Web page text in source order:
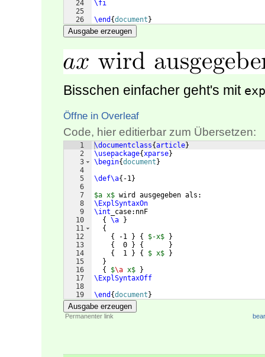
24
25
26
\fi
\end {document }
Ausgabe erzeugen
Bisschen einfacher geht's mit
Öffne in Overleaf
Code, hier editierbar zum Übersetzen:
1
2
3
4
5
6
7
8
9
10
11
12
13
14
15
16
17
18
19
\documentclass{article}
\usepackage{xparse}
\begin{document }
\def\a{ -1}
$a x$ wird ausgegeben als:
\ExplSyntaxOn
\int _case:nnF
{
\a
}
{
{
-1 } { $-x$
}
{
  0
} {
}
{
  1
} { $ x$
}
}
{
$\a x$
}
\ExplSyntaxOff
\end {document }
Ausgabe erzeugen
Permanenter link